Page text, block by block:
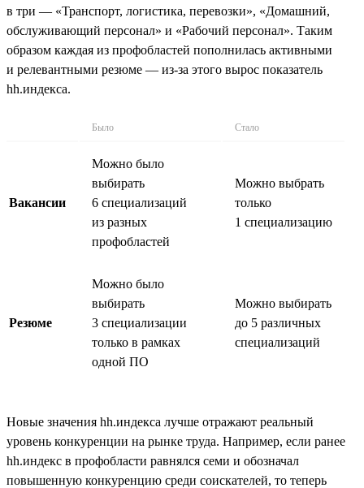
в три — «Транспорт, логистика, перевозки», «Домашний,
обслуживающий персонал» и «Рабочий персонал». Таким
образом каждая из профобластей пополнилась активными
и релевантными резюме — из-за этого вырос показатель
hh.индекса.
Было Стало
Вакансии
Можно было
выбирать
6 специализаций
из разных
профобластей
Можно выбрать
только
1 специализацию
Резюме
Можно было
выбирать
3 специализации
только в рамках
одной ПО
Можно выбирать
до 5 различных
специализаций
Новые значения hh.индекса лучше отражают реальный
уровень конкуренции на рынке труда. Например, если ранее
hh.индекс в профобласти равнялся семи и обозначал
повышенную конкуренцию среди соискателей, то теперь